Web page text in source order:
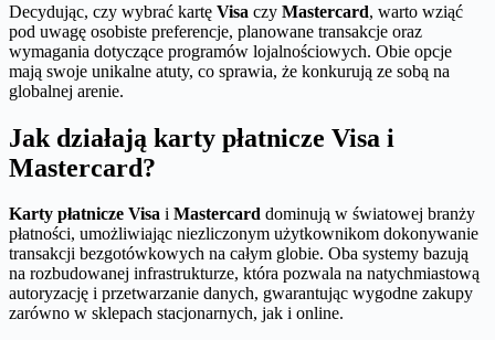
Decydując, czy wybrać kartę Visa czy Mastercard, warto wziąć
pod uwagę osobiste preferencje, planowane transakcje oraz
wymagania dotyczące programów lojalnościowych. Obie opcje
mają swoje unikalne atuty, co sprawia, że konkurują ze sobą na
globalnej arenie.
Jak działają karty płatnicze Visa i
Mastercard?
Karty płatnicze Visa i Mastercard dominują w światowej branży
płatności, umożliwiając niezliczonym użytkownikom dokonywanie
transakcji bezgotówkowych na całym globie. Oba systemy bazują
na rozbudowanej infrastrukturze, która pozwala na natychmiastową
autoryzację i przetwarzanie danych, gwarantując wygodne zakupy
zarówno w sklepach stacjonarnych, jak i online.